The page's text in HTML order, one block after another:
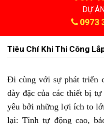
DỰ
0973
Tiêu Chí Khi Thi Công
Đi cùng với sự phát triển
dày đặc của các thiết bị
yêu bởi những lợi ích to
lại: Tính tự động cao,